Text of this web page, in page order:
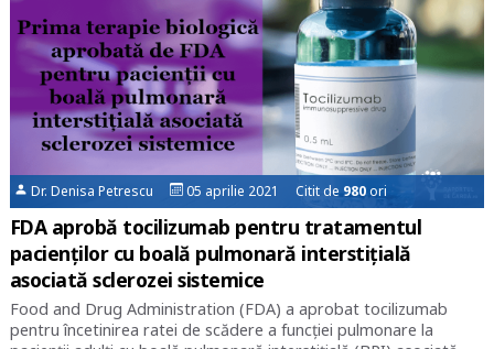
Dr. Denisa Petrescu 05 aprilie 2021 Citit de 980ori
FDA aprobă tocilizumab pentru tratamentul
pacienților cu boală pulmonară interstițială
asociată sclerozei sistemice
Food and Drug Administration (FDA) a aprobat tocilizumab
pentru încetinirea ratei de scădere a funcției pulmonare la